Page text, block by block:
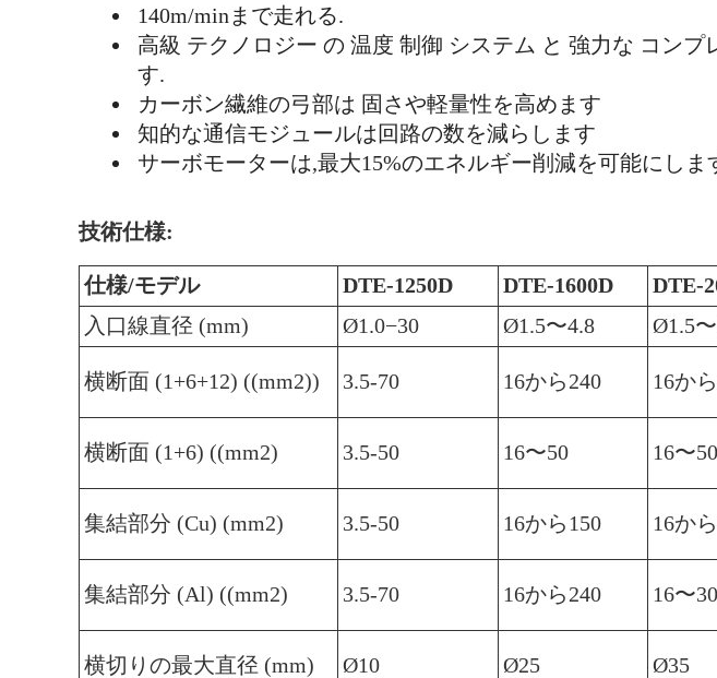
140m/minまで走れる.
高級 テクノロジー の 温度 制御 システム と 強力な コン
す.
カーボン繊維の弓部は 固さや軽量性を高めます
知的な通信モジュールは回路の数を減らします
サーボモーターは,最大15%のエネルギー削減を可能にしま
技術仕様:
仕様/モデル DTE-1250D DTE-1600D
DTE-
入口線直径 (mm)
Ø1.0−30 Ø1.5〜4.8 Ø1.5
横断面 (1+6+12) ((mm2)) 3.5-70 16から240 16か
横断面 (1+6) ((mm2) 3.5-50 16〜50 16〜50
集結部分 (Cu) (mm2) 3.5-50 16から150 16か
集結部分 (Al) ((mm2) 3.5-70 16から240 16〜
横切りの最大直径 (mm) Ø10 Ø25 Ø35